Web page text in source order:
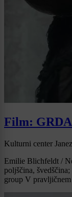
Film:
Kulturni center
Emilie Blichfeldt /
poljščina,
group V